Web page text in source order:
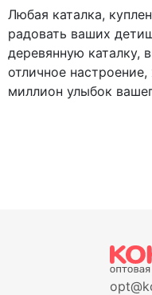
Любая каталка,
радовать ваших
деревянную каталку,
отличное
миллион улыбок